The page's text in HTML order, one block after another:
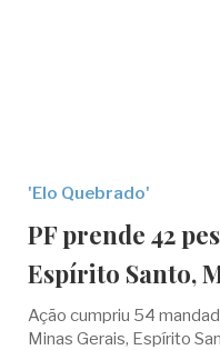
'Elo Quebrado'
PF prende 42
Espírito Santo,
Ação cumpriu 54
Minas Gerais, Espírito